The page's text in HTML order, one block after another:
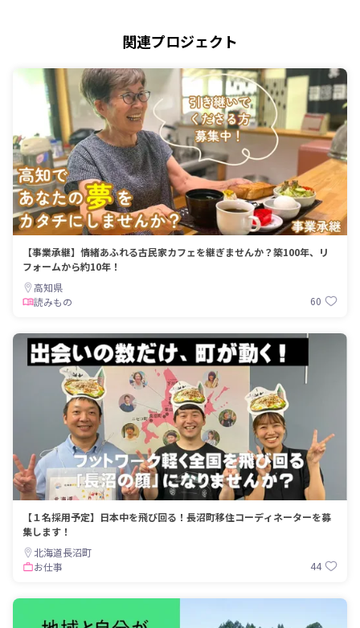
関連プロジェクト
【事業承継】情緒あふれる古民家カフェを継ぎませんか？築100年、リ
フォームから約10年！
高知県
読みもの
60
【１名採用予定】日本中を飛び回る！長沼町移住コーディネーターを募
集します！
北海道長沼町
お仕事
44